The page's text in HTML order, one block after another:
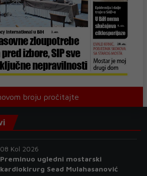
broju pročitajte
08 Kol 2026
Preminuo ugledni mostarski
kardiokirurg Sead Mulahasanović